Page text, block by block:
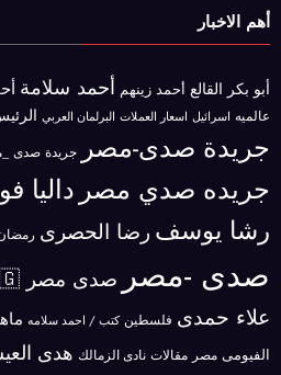
أهم الاخبار
أبو بكر القالع أحمد زينهم أحمد سلامة
عالميه اسرائيل اسعار العملات البرلمان العربي
جريدة صدى-مصر جريدة صدى
جريده صدي مصر داليا
رشا يوسف رضا الحصرى
صدى -مصر صدى مصر 🇪🇬.
علاء حمدى فلسطين كتب / احمد سلامه
الفيومى مصر مقالات نادى الزمالك هدى